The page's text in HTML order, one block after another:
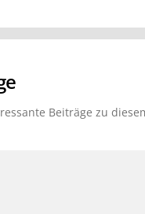
Beiträge zu